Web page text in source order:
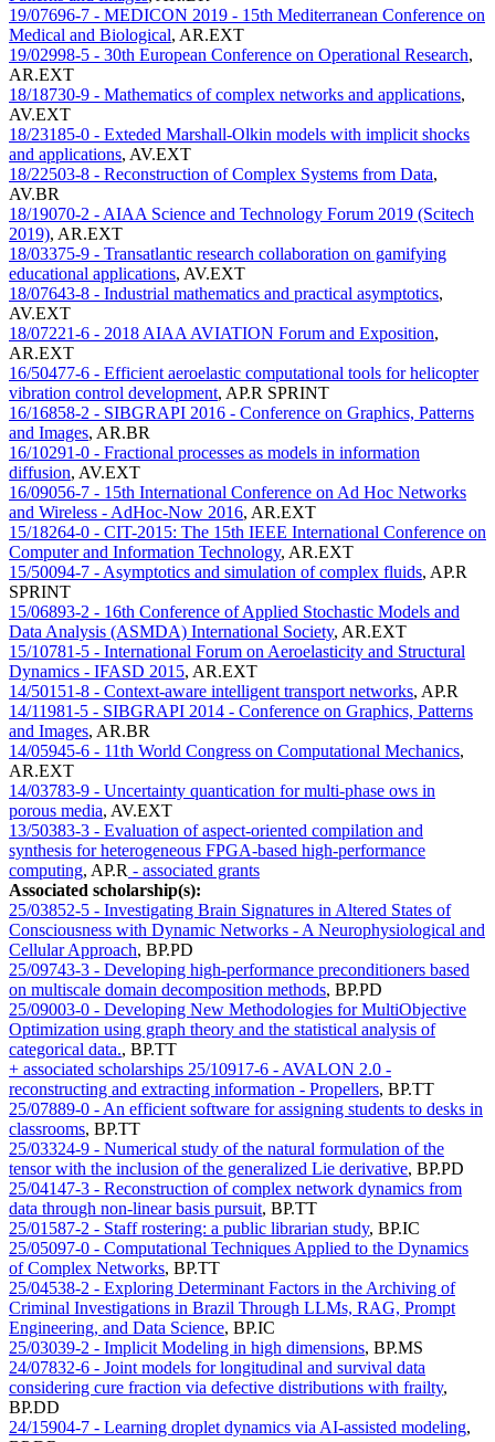
19/07696-7 - MEDICON 2019 - 15th Mediterranean Conference on
Medical and Biological, AR.EXT
19/02998-5 - 30th European Conference on Operational Research,
AR.EXT
18/18730-9 - Mathematics of complex networks and applications,
AV.EXT
18/23185-0 - Exteded Marshall-Olkin models with implicit shocks
and applications, AV.EXT
18/22503-8 - Reconstruction of Complex Systems from Data,
AV.BR
18/19070-2 - AIAA Science and Technology Forum 2019 (Scitech
2019), AR.EXT
18/03375-9 - Transatlantic research collaboration on gamifying
educational applications, AV.EXT
18/07643-8 - Industrial mathematics and practical asymptotics,
AV.EXT
18/07221-6 - 2018 AIAA AVIATION Forum and Exposition,
AR.EXT
16/50477-6 - Efficient aeroelastic computational tools for helicopter
vibration control development, AP.R SPRINT
16/16858-2 - SIBGRAPI 2016 - Conference on Graphics, Patterns
and Images, AR.BR
16/10291-0 - Fractional processes as models in information
diffusion, AV.EXT
16/09056-7 - 15th International Conference on Ad Hoc Networks
and Wireless - AdHoc-Now 2016, AR.EXT
15/18264-0 - CIT-2015: The 15th IEEE International Conference on
Computer and Information Technology, AR.EXT
15/50094-7 - Asymptotics and simulation of complex fluids, AP.R
SPRINT
15/06893-2 - 16th Conference of Applied Stochastic Models and
Data Analysis (ASMDA) International Society, AR.EXT
15/10781-5 - International Forum on Aeroelasticity and Structural
Dynamics - IFASD 2015, AR.EXT
14/50151-8 - Context-aware intelligent transport networks, AP.R
14/11981-5 - SIBGRAPI 2014 - Conference on Graphics, Patterns
and Images, AR.BR
14/05945-6 - 11th World Congress on Computational Mechanics,
AR.EXT
14/03783-9 - Uncertainty quantication for multi-phase ows in
porous media, AV.EXT
13/50383-3 - Evaluation of aspect-oriented compilation and
synthesis for heterogeneous FPGA-based high-performance
computing, AP.R - associated grants
Associated scholarship(s):
25/03852-5 - Investigating Brain Signatures in Altered States of
Consciousness with Dynamic Networks - A Neurophysiological and
Cellular Approach, BP.PD
25/09743-3 - Developing high-performance preconditioners based
on multiscale domain decomposition methods, BP.PD
25/09003-0 - Developing New Methodologies for MultiObjective
Optimization using graph theory and the statistical analysis of
categorical data., BP.TT
+ associated scholarships 25/10917-6 - AVALON 2.0 -
reconstructing and extracting information - Propellers, BP.TT
25/07889-0 - An efficient software for assigning students to desks in
classrooms, BP.TT
25/03324-9 - Numerical study of the natural formulation of the
tensor with the inclusion of the generalized Lie derivative, BP.PD
25/04147-3 - Reconstruction of complex network dynamics from
data through non-linear basis pursuit, BP.TT
25/01587-2 - Staff rostering: a public librarian study, BP.IC
25/05097-0 - Computational Techniques Applied to the Dynamics
of Complex Networks, BP.TT
25/04538-2 - Exploring Determinant Factors in the Archiving of
Criminal Investigations in Brazil Through LLMs, RAG, Prompt
Engineering, and Data Science, BP.IC
25/03039-2 - Implicit Modeling in high dimensions, BP.MS
24/07832-6 - Joint models for longitudinal and survival data
considering cure fraction via defective distributions with frailty,
BP.DD
24/15904-7 - Learning droplet dynamics via AI-assisted modeling,